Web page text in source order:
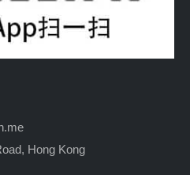
Hong Kong